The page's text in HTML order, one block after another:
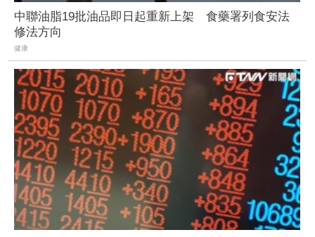
中聯油脂19批油品即日起重新上架 食藥署列食安法
修法方向
健康